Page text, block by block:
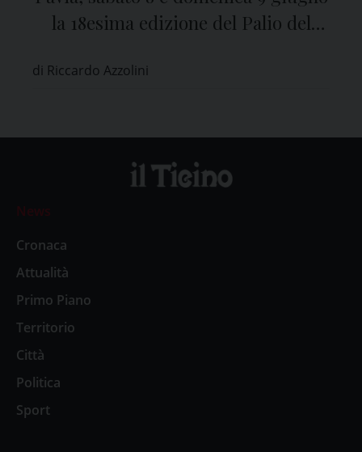
la 18esima edizione del Palio del
di Riccardo Azzolini
News
Cronaca
Attualità
Primo Piano
Territorio
Città
Politica
Sport